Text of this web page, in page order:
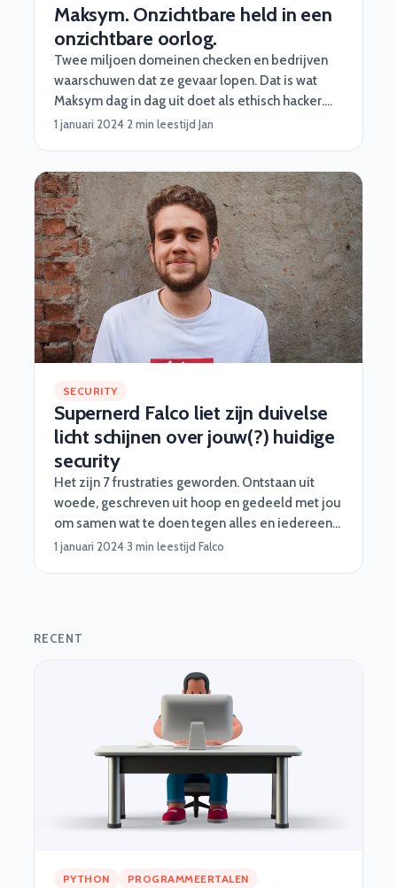
Maksym. Onzichtbare held in een
onzichtbare oorlog.
Twee miljoen domeinen checken en bedrijven
waarschuwen dat ze gevaar lopen. Dat is wat
Maksym dag in dag uit doet als ethisch hacker.
Inmiddels heeft hij in 4 jaar tijd meer dan 8000
1 januari 2024·2 min leestijd·Jan
SECURITY
Supernerd Falco liet zijn duivelse
licht schijnen over jouw(?) huidige
security
Het zijn 7 frustraties geworden. Ontstaan uit
woede, geschreven uit hoop en gedeeld met jou
om samen wat te doen tegen alles en iedereen
die laconiek doet over security.
1 januari 2024·3 min leestijd·Falco
RECENT
PYTHON PROGRAMMEERTALEN